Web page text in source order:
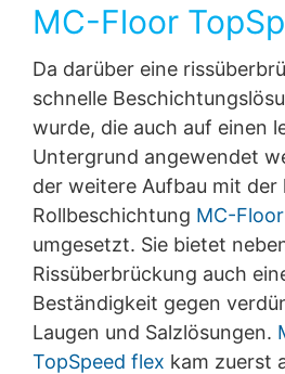
MC-Floor
Da darüber eine
schnelle
wurde, die auch auf einen
Untergrund angewendet
der weitere Aufbau mit der
Rollbeschichtung MC-
umgesetzt. Sie bietet
Rissüberbrückung auch
Beständigkeit gegen
Laugen und Salzlösungen.
TopSpeed flex kam zuerst